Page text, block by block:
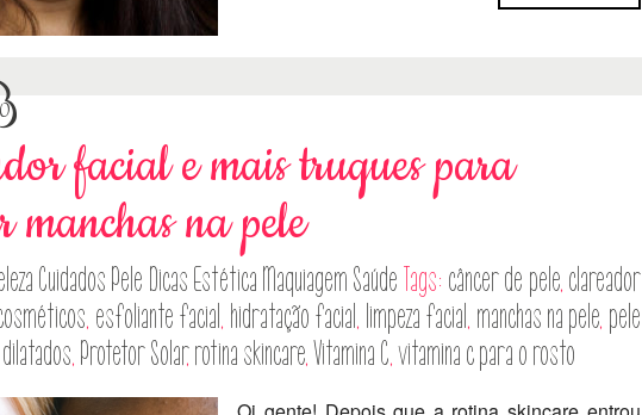
facial e mais truques para
manchas na pele
Cuidados Pele Dicas Estética Maquiagem Saúde Tags: câncer de pele, clareador
, esfoliante facial, hidratação facial, limpeza facial, manchas na pele, pele
, Protetor Solar,rotina skincare,Vitamina C,vitamina c para o rosto